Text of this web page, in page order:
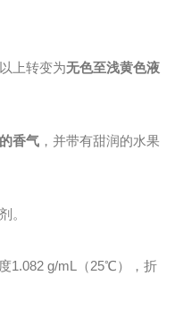
上转变为‌无色至浅黄色液
香气 ‌，并带有甜润的水果
。
1.082 g/mL（25℃），折